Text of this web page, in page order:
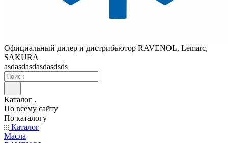
Официальный дилер и дистрибьютор RAVENOL, Lemarc,
SAKURA
asdasdasdasdasdsds
Каталог
По всему сайту
По каталогу
Каталог
Масла